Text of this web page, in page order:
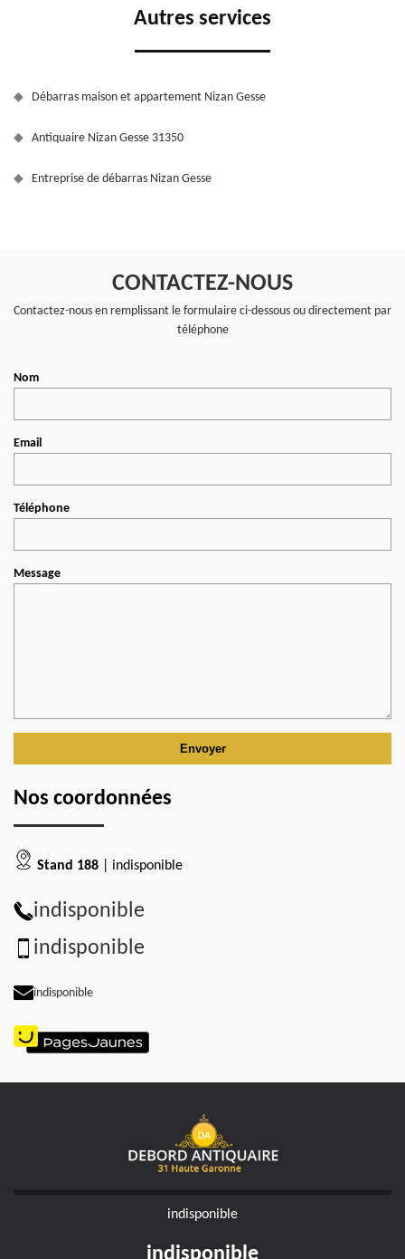
Autres services
Débarras maison et appartement Nizan Gesse
Antiquaire Nizan Gesse 31350
Entreprise de débarras Nizan Gesse
CONTACTEZ-NOUS
Contactez-nous en remplissant le formulaire ci-dessous ou directement par
téléphone
Nom
Email
Téléphone
Message
Nos coordonnées
Stand 188 | indisponible
indisponible
indisponible
indisponible
indisponible